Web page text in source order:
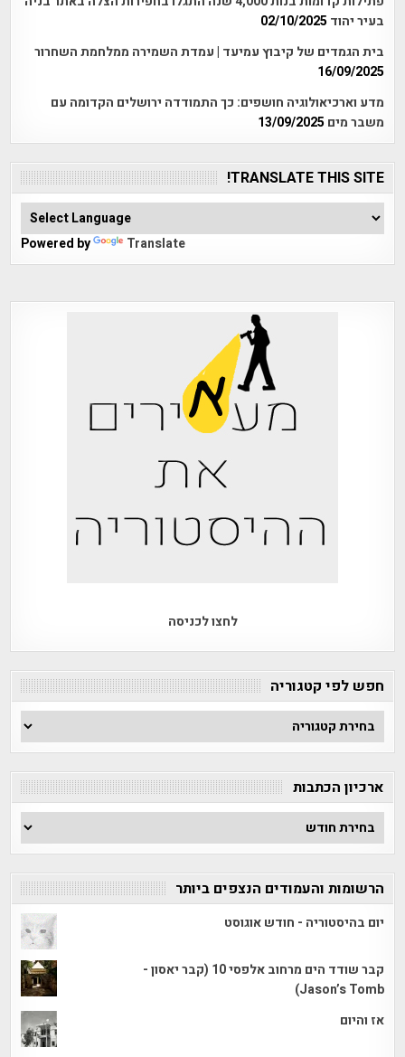
בעיר יהוד 02/10/2025
בית הגמדים של קיבוץ עמיעד | עמדת השמירה ממלחמת השחרור
16/09/2025
מדע וארכיאולוגיה חושפים: כך התמודדה ירושלים הקדומה עם
משבר מים 13/09/2025
TRANSLATE THIS SITE!
Powered by Translate
לחצו לכניסה
חפש לפי קטגוריה
חפש
לפי
ארכיון הכתבות
ארכיון
הכתבות
הרשומות והעמודים הנצפים ביותר
יום בהיסטוריה - חודש אוגוסט
קבר שודד הים מרחוב אלפסי 10 (קבר יאסון -
Jason’s Tomb)
אז והיום